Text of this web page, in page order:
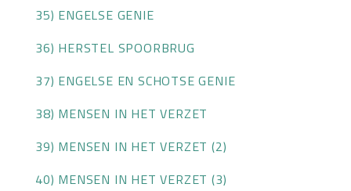
35) ENGELSE GENIE
36) HERSTEL SPOORBRUG
37) ENGELSE EN SCHOTSE GENIE
38) MENSEN IN HET VERZET
39) MENSEN IN HET VERZET (2)
40) MENSEN IN HET VERZET (3)